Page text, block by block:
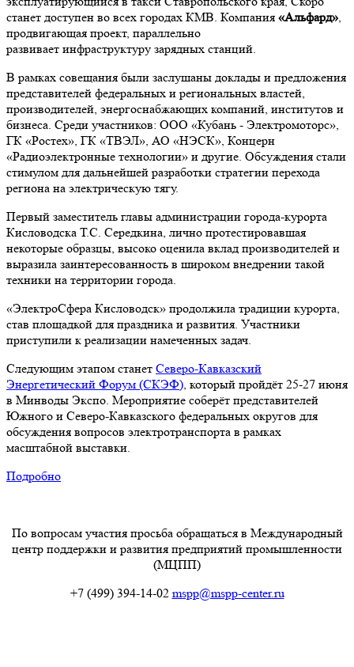
станет доступен во всех городах КМВ. Компания «Альфард»,
продвигающая проект, параллельно
развивает инфраструктуру зарядных станций.
В рамках совещания были заслушаны доклады и предложения
представителей федеральных и региональных властей,
производителей, энергоснабжающих компаний, институтов и
бизнеса. Среди участников: ООО «Кубань - Электромоторс»,
ГК «Ростех», ГК «ТВЭЛ», АО «НЭСК», Концерн
«Радиоэлектронные технологии» и другие. Обсуждения стали
стимулом для дальнейшей разработки стратегии перехода
региона на электрическую тягу.
Первый заместитель главы администрации города-курорта
Кисловодска Т.С. Середкина, лично протестировавшая
некоторые образцы, высоко оценила вклад производителей и
выразила заинтересованность в широком внедрении такой
техники на территории города.
«ЭлектроСфера Кисловодск» продолжила традиции курорта,
став площадкой для праздника и развития. Участники
приступили к реализации намеченных задач.
Следующим этапом станет Северо-Кавказский
Энергетический Форум (СКЭФ), который пройдёт 25-27 июня
в Минводы Экспо. Мероприятие соберёт представителей
Южного и Северо-Кавказского федеральных округов для
обсуждения вопросов электротранспорта в рамках
масштабной выставки.
Подробно
По вопросам участия просьба обращаться в Международный
центр поддержки и развития предприятий промышленности
(МЦПП)
+7 (499) 394-14-02 mspp@mspp-center.ru